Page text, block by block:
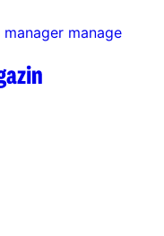
manager manage